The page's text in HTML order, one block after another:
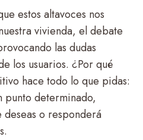
estos altavoces nos
vivienda, el debate
las dudas
los usuarios. ¿Por qué
hace todo lo que pidas:
punto determinado,
o responderá